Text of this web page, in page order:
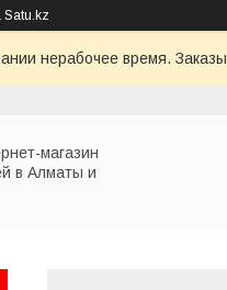
Satu.kz
нерабочее время.
магазин
в Алматы и